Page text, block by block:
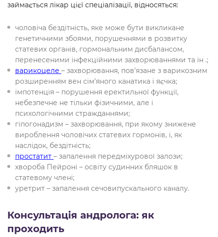
займається лікар цієї спеціалізації, відносяться:
чоловіча бездітність, яке може бути викликане
генетичними збоями, порушеннями в розвитку
статевих органів, гормональним дисбалансом,
перенесеними інфекційними захворюваннями та ін .;
варикоцеле – захворювання, пов’язане з варикозним
розширенням вен сім’яного канатика і яєчка;
імпотенція – порушення еректильної функції,
небезпечне не тільки фізичними, але і
психологічними стражданнями;
гіпогонадизм – захворювання, при якому знижене
вироблення чоловічих статевих гормонів, і, як
наслідок, бездітність;
простатит – запалення передміхурової залози;
хвороба Пейроні – освіту судинних бляшок в
статевому члені;
уретрит – запалення сечовипускального каналу.
Консультація андролога: як
проходить